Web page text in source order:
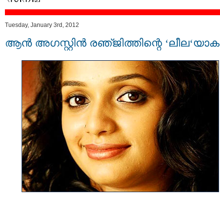
Tuesday, January 3rd, 2012
ആന്‍ അഗസ്റ്റിന്‍ രഞ്‌ജിത്തിന്റെ